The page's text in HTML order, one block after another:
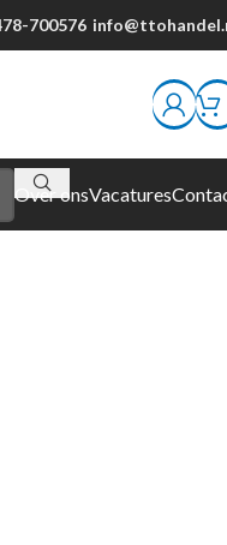
700576
Over onsVacatures